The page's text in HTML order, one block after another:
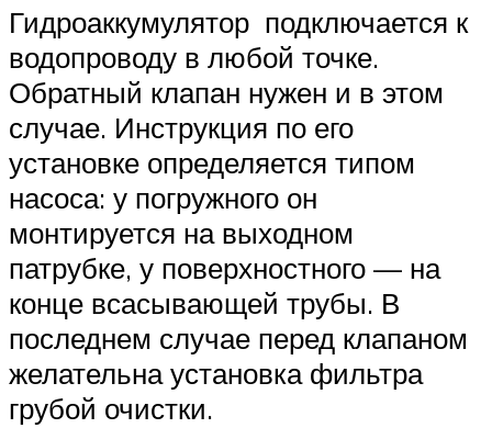
Гидроаккумулятор подключается к
водопроводу в любой точке.
Обратный клапан нужен и в этом
случае. Инструкция по его
установке определяется типом
насоса: у погружного он
монтируется на выходном
патрубке, у поверхностного — на
конце всасывающей трубы. В
последнем случае перед клапаном
желательна установка фильтра
грубой очистки.